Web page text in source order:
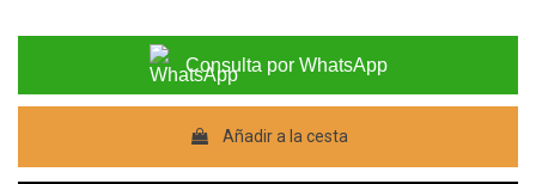
Consulta por WhatsApp
Añadir a la cesta